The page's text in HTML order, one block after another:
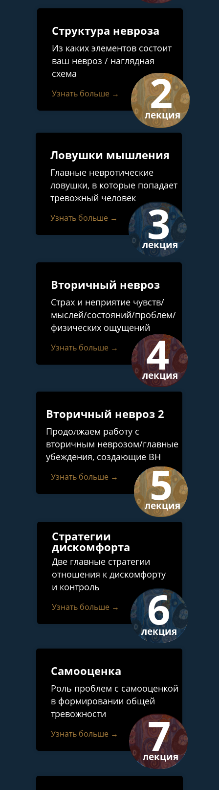
4
лекция
3
лекция
5
лекция
6
лекция
7
лекция
Структура невроза
Из каких элементов состоит
ваш невроз / наглядная
схема
Узнать больше → 2
Ловушки мышления
Главные невротические
ловушки, в которые попадает
тревожный человек
Узнать больше →
Узнать больше →
Страх и неприятие чувств/
мыслей/состояний/проблем/
физических ощущений
Вторичный невроз
Вторичный невроз 2
Продолжаем работу с
вторичным неврозом/главные
убеждения, создающие ВН
Узнать больше →
Стратегии
дискомфорта
Две главные стратегии
отношения к дискомфорту
и контроль
Узнать больше →
Узнать больше →
Роль проблем с самооценкой
в формировании общей
тревожности
Самооценка
лекция